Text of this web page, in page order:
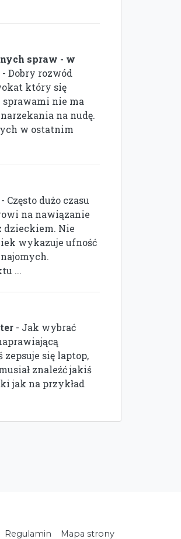
spraw - w
- Dobry rozwód
który się
nie ma
na nudę.
w ostatnim
- Często dużo czasu
na nawiązanie
dzieckiem. Nie
wykazuje ufność
...
- Jak wybrać
się laptop,
znaleźć jakiś
jak na przykład
Regulamin Mapa strony